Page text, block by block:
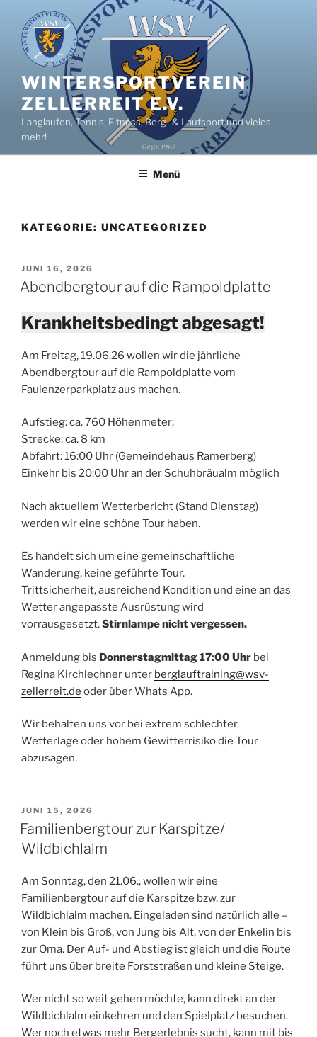
Inhalt
springen
WINTERSPORTVEREIN
ZELLERREIT E.V.
Langlaufen, Tennis, Fitness, Berg- & Laufsport und vieles
mehr!
Menü
KATEGORIE: UNCATEGORIZED
VERÖFFENTLICHT
AM
JUNI 16, 2026
Abendbergtour auf die Rampoldplatte
Krankheitsbedingt abgesagt!
Am Freitag, 19.06.26 wollen wir die jährliche
Abendbergtour auf die Rampoldplatte vom
Faulenzerparkplatz aus machen.
Aufstieg: ca. 760 Höhenmeter;
Strecke: ca. 8 km
Abfahrt: 16:00 Uhr (Gemeindehaus Ramerberg)
Einkehr bis 20:00 Uhr an der Schuhbräualm möglich
Nach aktuellem Wetterbericht (Stand Dienstag)
werden wir eine schöne Tour haben.
Es handelt sich um eine gemeinschaftliche
Wanderung, keine geführte Tour.
Trittsicherheit, ausreichend Kondition und eine an das
Wetter angepasste Ausrüstung wird
vorrausgesetzt.Stirnlampe nicht vergessen.
Anmeldung bis Donnerstagmittag 17:00 Uhr bei
Regina Kirchlechner unter berglauftraining@wsv-
zellerreit.de oder über Whats App.
Wir behalten uns vor bei extrem schlechter
Wetterlage oder hohem Gewitterrisiko die Tour
abzusagen.
VERÖFFENTLICHT
AM
JUNI 15, 2026
Familienbergtour zur Karspitze/
Wildbichlalm
Am Sonntag, den 21.06., wollen wir eine
Familienbergtour auf die Karspitze bzw. zur
Wildbichlalm machen. Eingeladen sind natürlich alle –
von Klein bis Groß, von Jung bis Alt, von der Enkelin bis
zur Oma. Der Auf- und Abstieg ist gleich und die Route
führt uns über breite Forststraßen und kleine Steige.
Wer nicht so weit gehen möchte, kann direkt an der
Wildbichlalm einkehren und den Spielplatz besuchen.
Wer noch etwas mehr Bergerlebnis sucht, kann mit bis